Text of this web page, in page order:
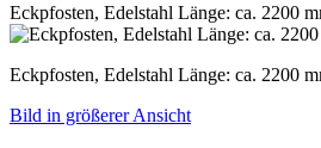
Eckpfosten, Edelstahl Länge: ca. 2200
Eckpfosten, Edelstahl Länge: ca. 2200
Bild in größerer Ansicht